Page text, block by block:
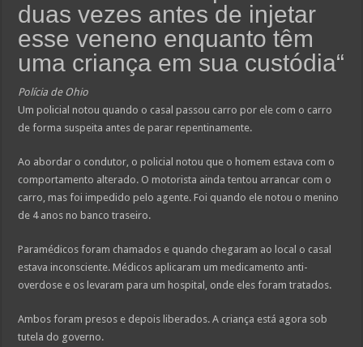
duas vezes antes de injetar
esse veneno enquanto têm
uma criança em sua custódia“
Polícia de Ohio
Um policial notou quando o casal passou carro por ele com o carro
de forma suspeita antes de parar repentinamente.
Ao abordar o condutor, o policial notou que o homem estava com o
comportamento alterado. O motorista ainda tentou arrancar com o
carro, mas foi impedido pelo agente. Foi quando ele notou o menino
de 4 anos no banco traseiro.
Paramédicos foram chamados e quando chegaram ao local o casal
estava inconsciente. Médicos aplicaram um medicamento anti-
overdose e os levaram para um hospital, onde eles foram tratados.
Ambos foram presos e depois liberados. A criança está agora sob
tutela do governo.